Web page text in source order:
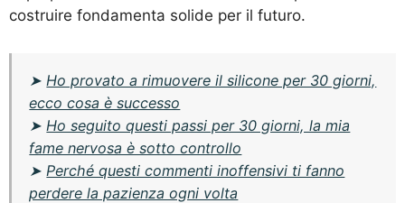
costruire fondamenta solide per il futuro.
➤ Ho provato a rimuovere il silicone per 30 giorni,
ecco cosa è successo
➤ Ho seguito questi passi per 30 giorni, la mia
fame nervosa è sotto controllo
➤ Perché questi commenti inoffensivi ti fanno
perdere la pazienza ogni volta